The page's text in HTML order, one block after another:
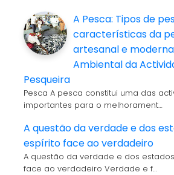
A Pesca: Tipos de
características da
artesanal e
Ambiental da
Pesqueira
Pesca A pesca constitui uma das
importantes para o melhorament…
A questão da verdade e dos
espírito face ao verdadeiro
A questão da verdade e dos
face ao verdadeiro Verdade e f…